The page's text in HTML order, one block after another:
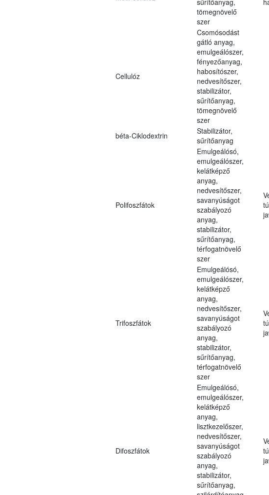
tömegnövelő
szer
Cellulóz
Csomósodást
gátló anyag,
emulgeálószer,
fényezőanyag,
habosítószer,
nedvesítőszer,
stabilizátor,
sűrítőanyag,
tömegnövelő
szer
béta-Ciklodextrin
Stabilizátor,
sűrítőanyag
Polifoszfátok
Emulgeálósó,
emulgeálószer,
kelátképző
anyag,
nedvesítőszer,
savanyúságot
szabályozó
anyag,
stabilizátor,
sűrítőanyag,
térfogatnövelő
szer
Trifoszfátok
Emulgeálósó,
emulgeálószer,
kelátképző
anyag,
nedvesítőszer,
savanyúságot
szabályozó
anyag,
stabilizátor,
sűrítőanyag,
térfogatnövelő
szer
Difoszfátok
Emulgeálósó,
emulgeálószer,
kelátképző
anyag,
lisztkezelőszer,
nedvesítőszer,
savanyúságot
szabályozó
anyag,
stabilizátor,
sűrítőanyag,